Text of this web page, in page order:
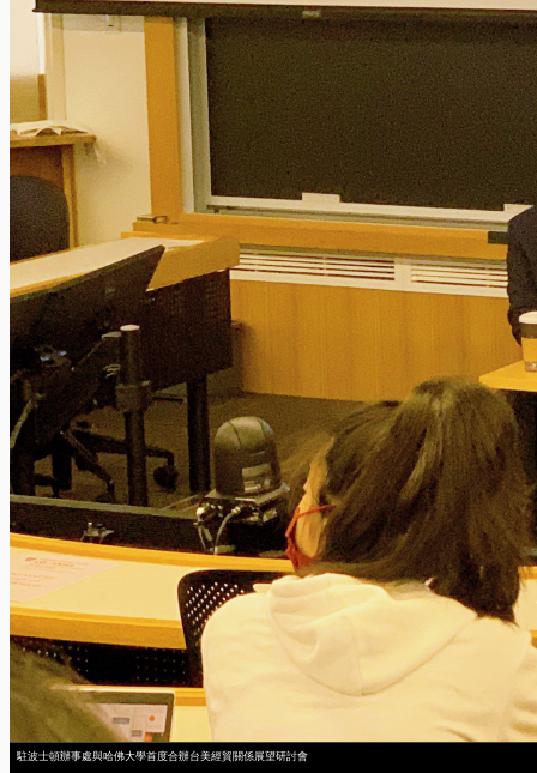
駐波士頓辦事處與哈佛大學首度合辦台美經貿關係展望研討會